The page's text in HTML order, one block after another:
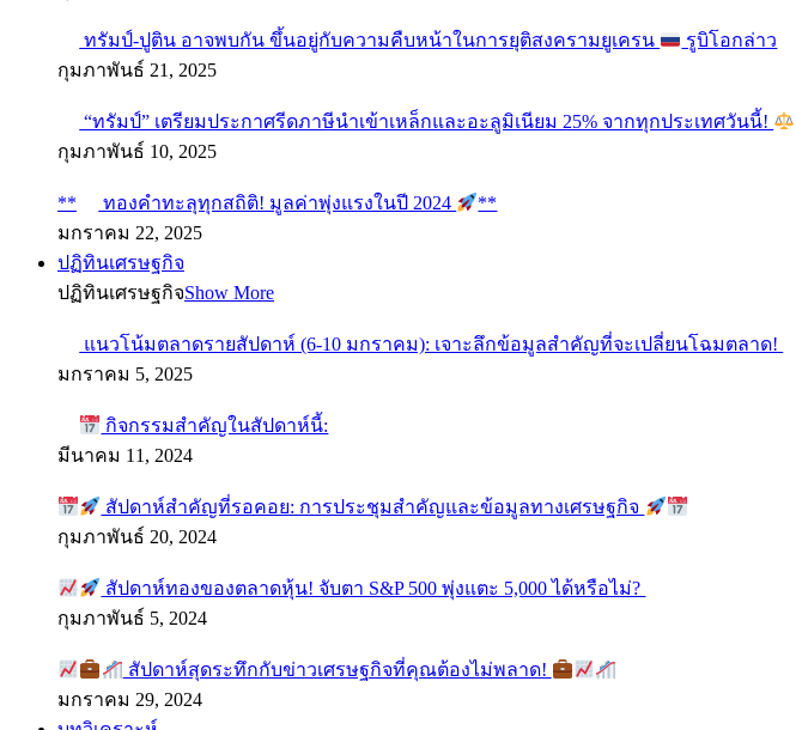
ทรัมป์-ปูติน อาจพบกัน ขึ้นอยู่กับความคืบหน้าในการยุติสงครามยูเครน
รูบิโอกล่าว
กุมภาพันธ์ 21, 2025
“ทรัมป์” เตรียมประกาศรีดภาษีนำเข้าเหล็กและอะลูมิเนียม 25% จากทุกประเทศวันนี้!
กุมภาพันธ์ 10, 2025
** ทองคำทะลุทุกสถิติ! มูลค่าพุ่งแรงในปี 2024
**
มกราคม 22, 2025
ปฏิทินเศรษฐกิจ
ปฏิทินเศรษฐกิจShow More
แนวโน้มตลาดรายสัปดาห์ (6-10 มกราคม): เจาะลึกข้อมูลสำคัญที่จะเปลี่ยนโฉมตลาด!
มกราคม 5, 2025
กิจกรรมสำคัญในสัปดาห์นี้:
มีนาคม 11, 2024
สัปดาห์สำคัญที่รอคอย: การประชุมสำคัญและข้อมูลทางเศรษฐกิจ
กุมภาพันธ์ 20, 2024
สัปดาห์ทองของตลาดหุ้น! จับตา S&P 500 พุ่งแตะ 5,000 ได้หรือไม่?
กุมภาพันธ์ 5, 2024
สัปดาห์สุดระทึกกับข่าวเศรษฐกิจที่คุณต้องไม่พลาด!
มกราคม 29, 2024